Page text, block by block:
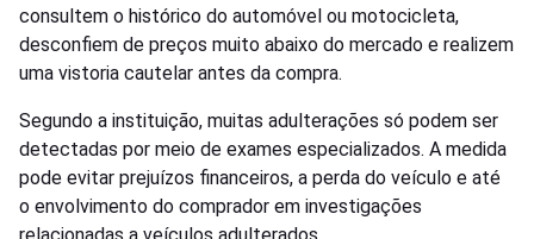
consultem o histórico do automóvel ou motocicleta,
desconfiem de preços muito abaixo do mercado e realizem
uma vistoria cautelar antes da compra.
Segundo a instituição, muitas adulterações só podem ser
detectadas por meio de exames especializados. A medida
pode evitar prejuízos financeiros, a perda do veículo e até
o envolvimento do comprador em investigações